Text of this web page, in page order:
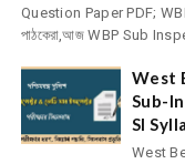
Question Paper PDF;
পাঠকেরা,আজ WBP Sub
West
Sub-
SI
West